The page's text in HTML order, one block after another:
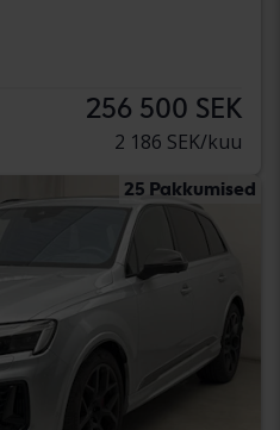
256 500 SEK
2 186 SEK/kuu
25 Pakkumised